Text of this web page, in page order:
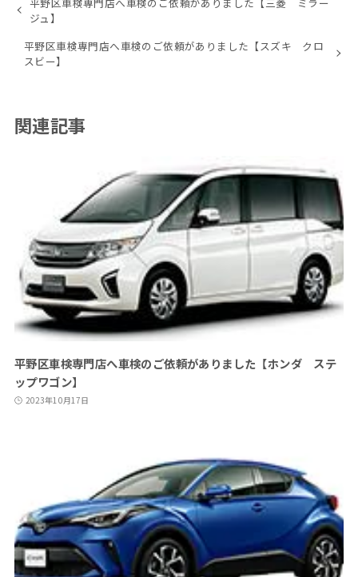
ジュ】
平野区車検専門店へ車検のご依頼がありました【スズキ クロ
スビー】
関連記事
平野区車検専門店へ車検のご依頼がありました【ホンダ ステ
ップワゴン】
2023年10月17日